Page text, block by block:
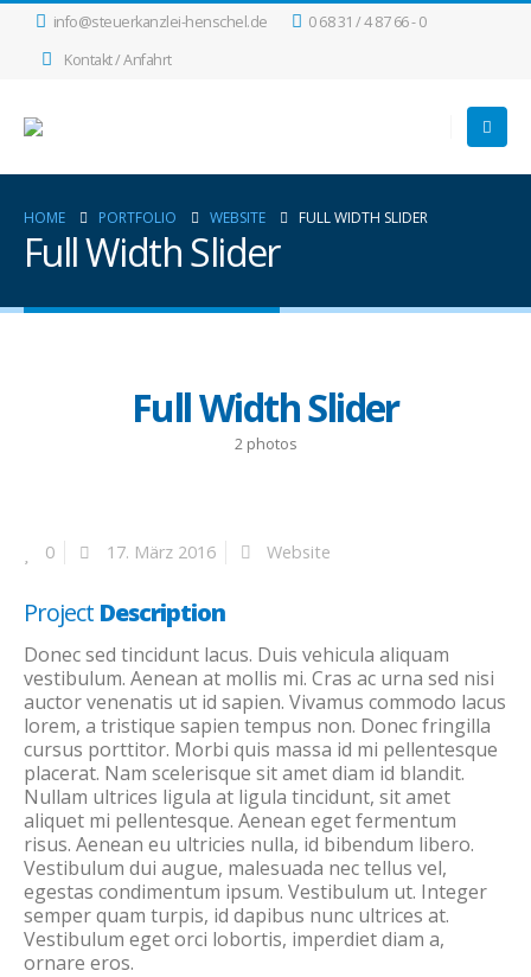
info@steuerkanzlei-henschel.de
0 68 31 / 4 87 66 - 0
Kontakt / Anfahrt
HOME PORTFOLIO WEBSITE FULL WIDTH SLIDER
Full Width Slider
Full Width Slider
2 photos
0 17. März 2016 Website
Project Description
Donec sed tincidunt lacus. Duis vehicula aliquam
vestibulum. Aenean at mollis mi. Cras ac urna sed nisi
auctor venenatis ut id sapien. Vivamus commodo lacus
lorem, a tristique sapien tempus non. Donec fringilla
cursus porttitor. Morbi quis massa id mi pellentesque
placerat. Nam scelerisque sit amet diam id blandit.
Nullam ultrices ligula at ligula tincidunt, sit amet
aliquet mi pellentesque. Aenean eget fermentum
risus. Aenean eu ultricies nulla, id bibendum libero.
Vestibulum dui augue, malesuada nec tellus vel,
egestas condimentum ipsum. Vestibulum ut. Integer
semper quam turpis, id dapibus nunc ultrices at.
Vestibulum eget orci lobortis, imperdiet diam a,
ornare eros.